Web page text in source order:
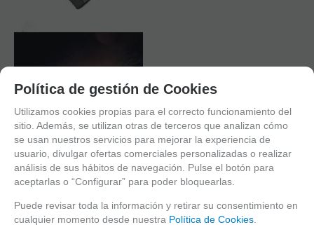
Política de gestión de Cookies
Utilizamos cookies propias para el correcto funcionamiento del
sitio. Además, se utilizan otras de terceros que analizan cómo
se usan nuestros servicios para mejorar la experiencia de
usuario, divulgar ofertas comerciales personalizadas o realizar
análisis de sus hábitos de navegación. Pulse el botón para
aceptarlas o “Configurar” para poder bloquearlas.
Puede revisar toda la información y retirar su consentimiento en
cualquier momento desde nuestra Política de Cookies